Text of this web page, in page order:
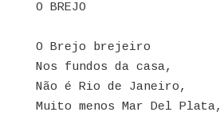
O BREJO
O Brejo brejeiro
Nos fundos da casa,
Não é Rio de Janeiro,
Muito menos Mar Del Plata,